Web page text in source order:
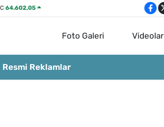
64.602,05
Foto Galeri Videolar
Resmi Reklamlar